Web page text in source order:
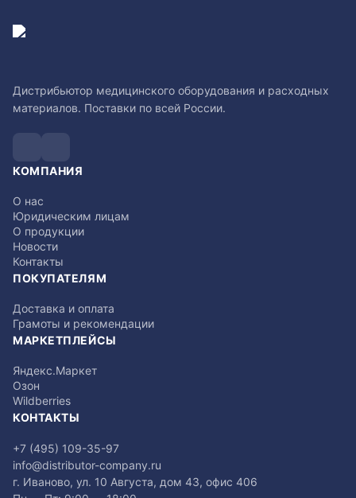
Дистрибьютор медицинского оборудования и расходных
материалов. Поставки по всей России.
КОМПАНИЯ
О нас
Юридическим лицам
О продукции
Новости
Контакты
ПОКУПАТЕЛЯМ
Доставка и оплата
Грамоты и рекомендации
МАРКЕТПЛЕЙСЫ
Яндекс.Маркет
Озон
Wildberries
КОНТАКТЫ
+7 (495) 109-35-97
info@distributor-company.ru
г. Иваново, ул. 10 Августа, дом 43, офис 406